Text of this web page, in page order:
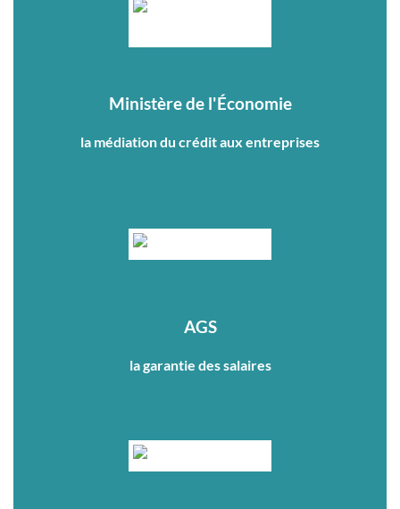
Ministère de l'Économie
la médiation du crédit aux entreprises
AGS
la garantie des salaires